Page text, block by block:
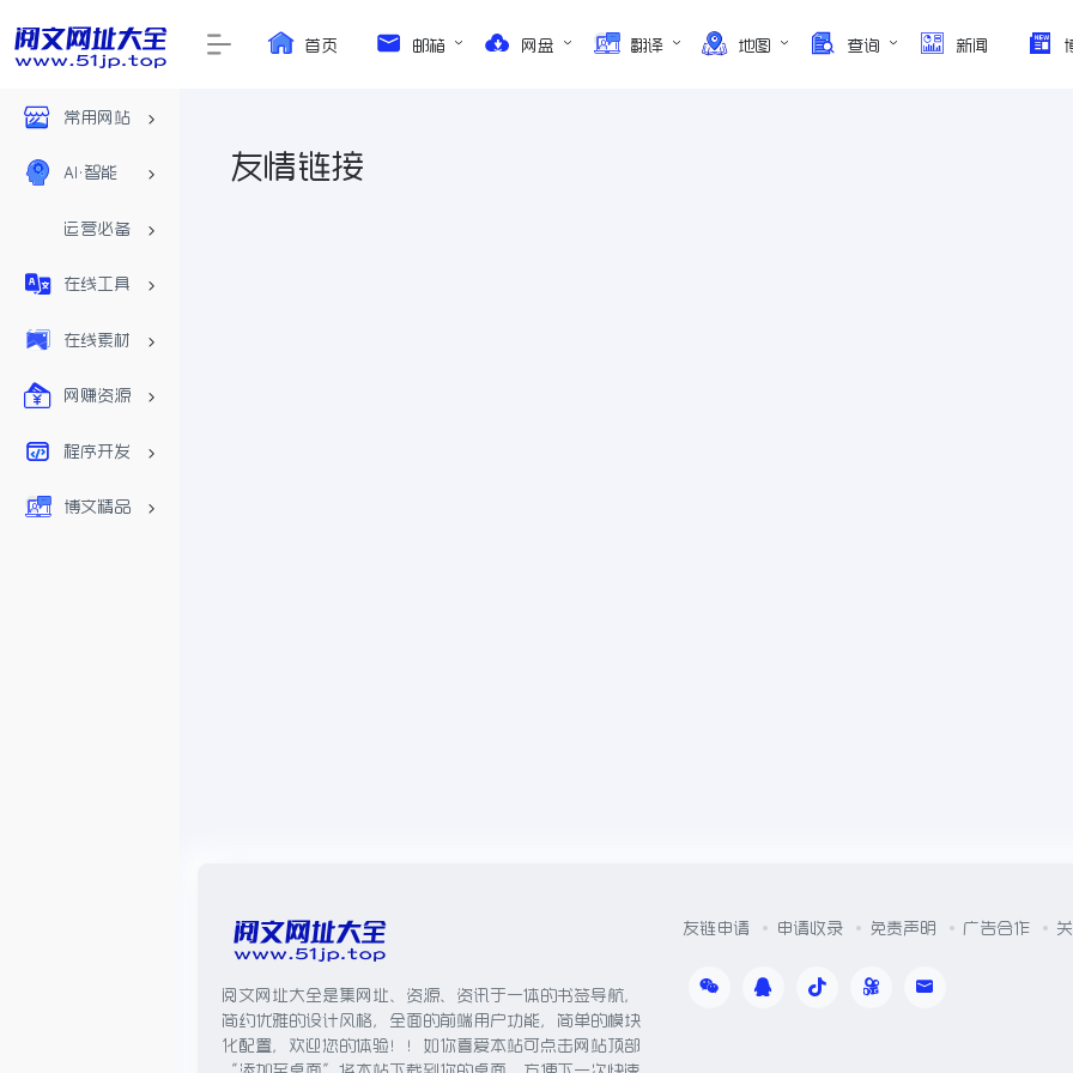
常用网站
AI•智能
运营必备
在线工具
在线素材
网赚资源
程序开发
博文精品
首页 邮箱 网盘 翻译 地图 查询 新闻
友情链接
阅文网址大全是集网址、资源、资讯于一体的书签导航，
简约优雅的设计风格，全面的前端用户功能，简单的模块
化配置，欢迎您的体验！！如你喜爱本站可点击网站顶部
友链申请 申请收录 免责声明 广告合作